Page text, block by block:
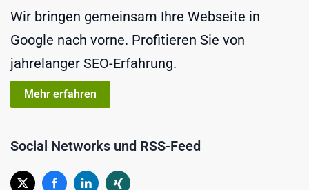
Wir bringen gemeinsam Ihre Webseite in
Google nach vorne. Profitieren Sie von
jahrelanger SEO-Erfahrung.
Mehr erfahren
Social Networks und RSS-Feed